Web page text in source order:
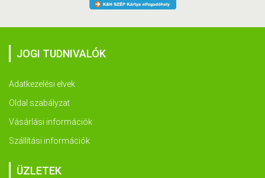
JOGI TUDNIVALÓK
Adatkezelési elvek
Oldal szabályzat
Vásárlási információk
Szállítási információk
ÜZLETEK